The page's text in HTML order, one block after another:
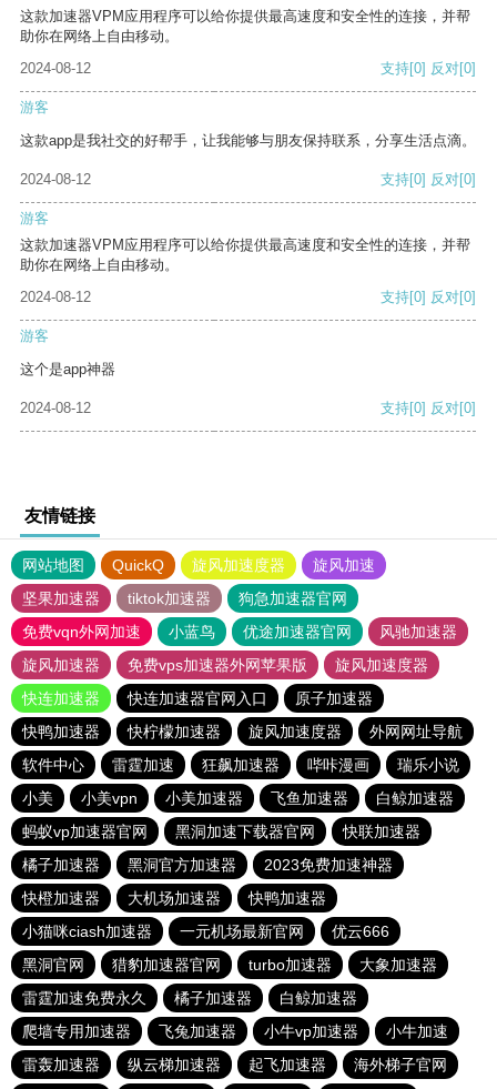
这款加速器VPM应用程序可以给你提供最高速度和安全性的连接，并帮
助你在网络上自由移动。
2024-08-12
支持[0] 反对[0]
游客
这款app是我社交的好帮手，让我能够与朋友保持联系，分享生活点滴。
2024-08-12 支持[0] 反对[0]
游客
这款加速器VPM应用程序可以给你提供最高速度和安全性的连接，并帮
助你在网络上自由移动。
2024-08-12
支持[0] 反对[0]
游客
这个是app神器
2024-08-12 支持[0] 反对[0]
友情链接
网站地图 QuickQ 旋风加速度器
旋风加速
坚果加速器
tiktok加速器
狗急加速器官网
免费vqn外网加速
小蓝鸟 优途加速器官网
风驰加速器
旋风加速器
免费vps加速器外网苹果版
旋风加速度器
快连加速器
快连加速器官网入口
原子加速器
快鸭加速器
快柠檬加速器 旋风加速度器
外网网址导航
软件中心
雷霆加速 狂飙加速器 哔咔漫画
瑞乐小说
小美
小美vpn 小美加速器 飞鱼加速器
白鲸加速器
蚂蚁vp加速器官网
黑洞加速下载器官网
快联加速器
橘子加速器
黑洞官方加速器
2023免费加速神器
快橙加速器
大机场加速器
快鸭加速器
小猫咪ciash加速器
一元机场最新官网
优云666
黑洞官网
猎豹加速器官网 turbo加速器
大象加速器
雷霆加速免费永久
橘子加速器
白鲸加速器
爬墙专用加速器
飞兔加速器 小牛vp加速器
小牛加速
雷轰加速器
纵云梯加速器 起飞加速器 海外梯子官网